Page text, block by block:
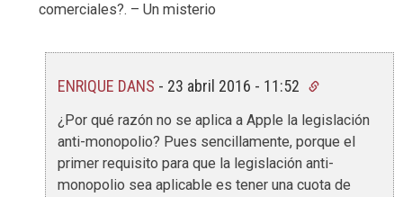
comerciales?. – Un misterio
ENRIQUE DANS - 23 abril 2016 - 11:52
¿Por qué razón no se aplica a Apple la legislación
anti-monopolio? Pues sencillamente, porque el
primer requisito para que la legislación anti-
monopolio sea aplicable es tener una cuota de